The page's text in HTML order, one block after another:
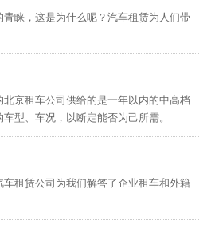
睐，这是为什么呢？汽车租赁为人们带
京租车公司供给的是一年以内的中高档
型、车况，以断定能否为己所需。
租赁公司为我们解答了企业租车和外籍
路线：